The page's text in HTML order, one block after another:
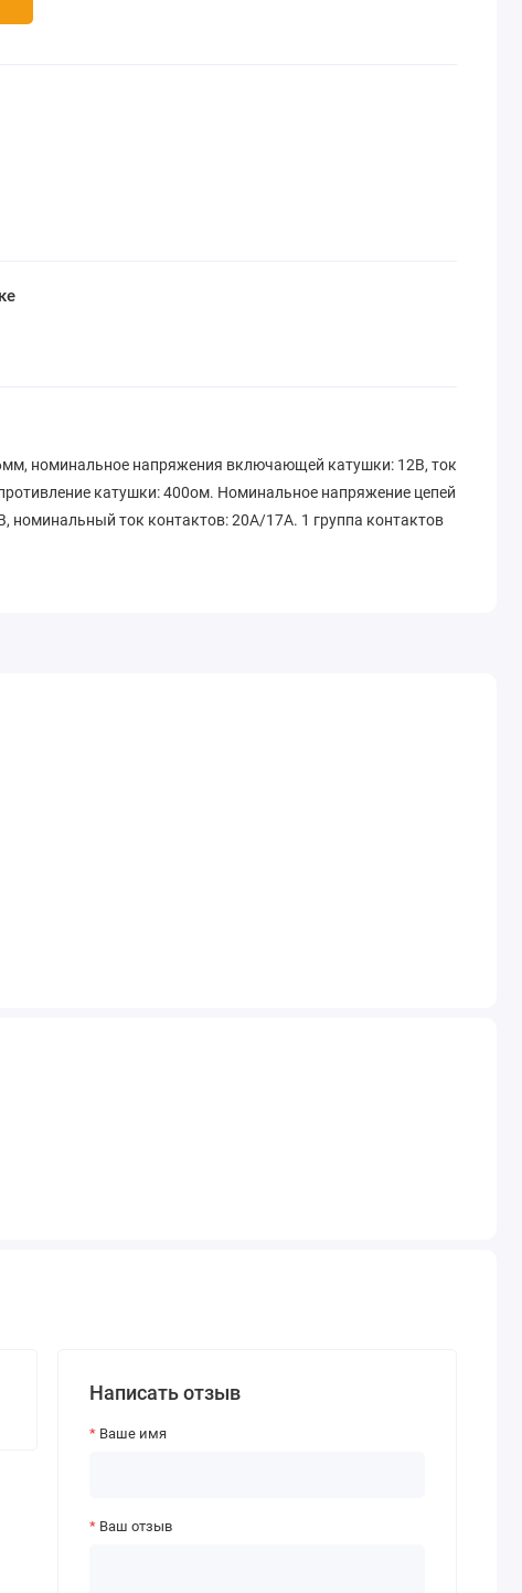
номинальное напряжения включающей катушки: 12В, ток
катушки: 400ом. Номинальное напряжение цепей
номинальный ток контактов: 20А/17А. 1 группа контактов
Написать отзыв
Ваше имя
Ваш отзыв